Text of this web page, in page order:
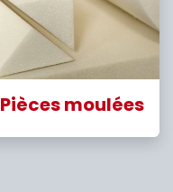
Pièces moulées